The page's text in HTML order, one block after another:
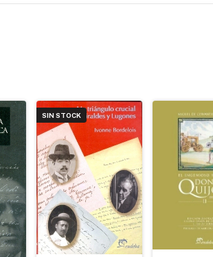
SIN STOCK